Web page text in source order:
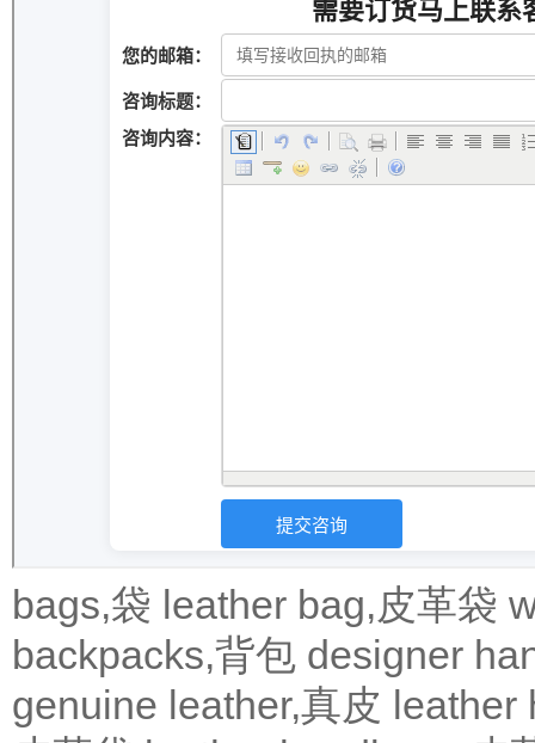
bags,袋 leather bag,皮革袋
backpacks,背包 designer
genuine leather,真皮 leather